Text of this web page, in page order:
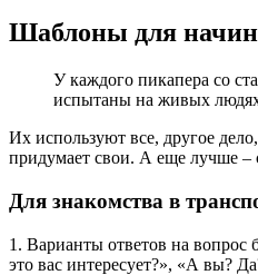
Шаблоны для
У каждого пикапера со
испытаны на живых
Их используют все, другое
придумает свои. А еще лучше –
Для знакомства в
1. Варианты ответов на
это вас интересует?», «А вы?